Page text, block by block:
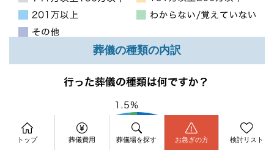
葬儀の種類の内訳
トップ 葬儀費用 葬儀場を探す お急ぎの方 検討リスト
資料請求
お問合せ
今すぐ電話相談